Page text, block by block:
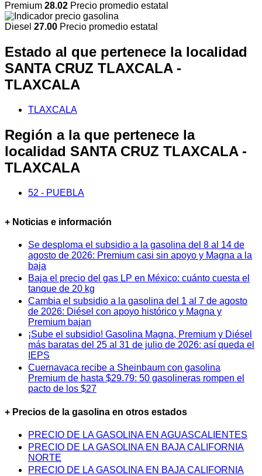
Premium 28.02 Precio promedio estatal
Diesel 27.00 Precio promedio estatal
Estado al que pertenece la localidad
SANTA CRUZ TLAXCALA -
TLAXCALA
TLAXCALA
Región a la que pertenece la
localidad SANTA CRUZ TLAXCALA -
TLAXCALA
52 - PUEBLA
+ Noticias e información
Se desploma el subsidio a la gasolina del 8 al 14 de
agosto de 2026: Premium casi sin apoyo y Magna a la
baja
Baja el precio del gas LP en México: cuánto cuesta el
tanque de 20 kg
Cambia el subsidio a la gasolina del 1 al 7 de agosto
de 2026: Diésel con apoyo histórico y Magna y
Premium bajan
¡Sube el subsidio! Gasolina Magna, Premium y Diésel
más baratas del 25 al 31 de julio de 2026: así queda el
IEPS
Cuernavaca recibe a Sheinbaum con gasolina
Premium de hasta $29.79: 50 gasolineras rompen el
pacto de los $27
+ Precios de la gasolina en otros estados
PRECIO DE LA GASOLINA EN AGUASCALIENTES
PRECIO DE LA GASOLINA EN BAJA CALIFORNIA
NORTE
PRECIO DE LA GASOLINA EN BAJA CALIFORNIA